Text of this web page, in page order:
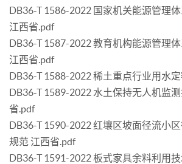
DB36-T 1586-2022 国家机关能源管理
江西省.pdf
DB36-T 1587-2022 教育机构能源管理
江西省.pdf
DB36-T 1588-2022 稀土重点行业用水
DB36-T 1589-2022 水土保持无人机监
省.pdf
DB36-T 1590-2022 红壤区坡面径流小
规范 江西省.pdf
DB36-T 1591-2022 板式家具余料利用